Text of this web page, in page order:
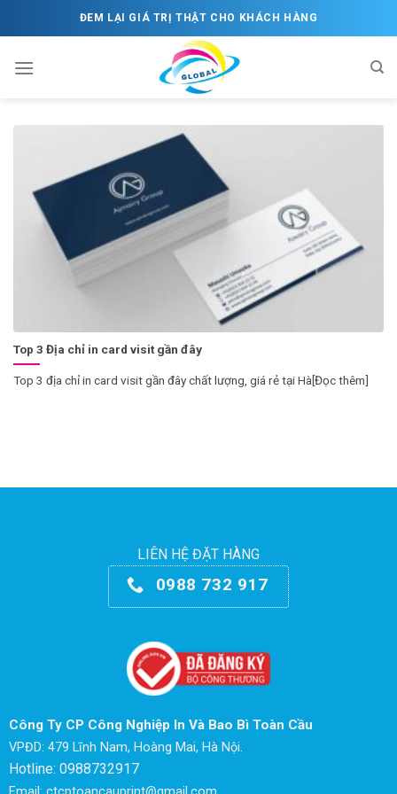
to
ĐEM LẠI GIÁ TRỊ THẬT CHO KHÁCH HÀNG
Top 3 Địa chỉ in card visit gần đây
Top 3 địa chỉ in card visit gần đây chất lượng, giá rẻ tại Hà[Đọc thêm]
LIÊN HỆ ĐẶT HÀNG
0988 732 917
Công Ty CP Công Nghiệp In Và Bao Bì Toàn Cầu
VPĐD: 479 Lĩnh Nam, Hoàng Mai, Hà Nội.
Hotline: 0988732917